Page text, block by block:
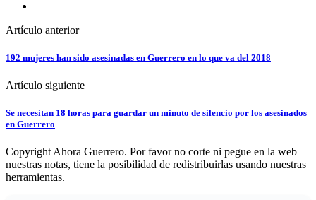
Artículo anterior
192 mujeres han sido asesinadas en Guerrero en lo que va del 2018
Artículo siguiente
Se necesitan 18 horas para guardar un minuto de silencio por los asesinados
en Guerrero
Copyright Ahora Guerrero. Por favor no corte ni pegue en la web
nuestras notas, tiene la posibilidad de redistribuirlas usando nuestras
herramientas.